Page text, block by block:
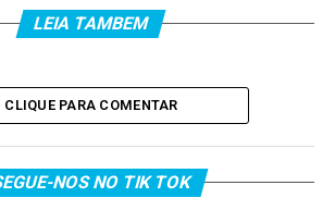
LEIA TAMBEM
CLIQUE PARA COMENTAR
NOS NO TIK TOK